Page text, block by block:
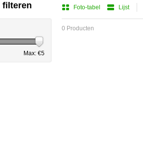
Foto-tabel Lijst
0 Producten
filteren
Max: €5